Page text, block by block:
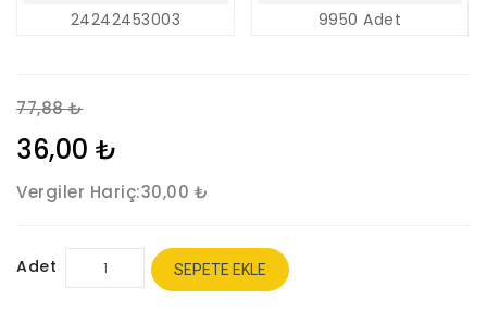
24242453003 9950 Adet
77,88 ₺
36,00 ₺
Vergiler Hariç:30,00 ₺
Adet SEPETE EKLE